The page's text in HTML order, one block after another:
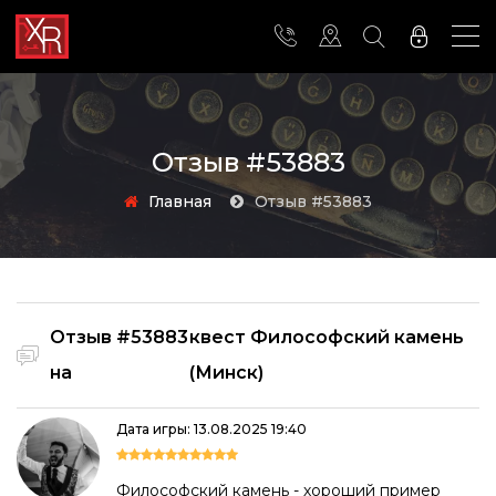
Отзыв #53883
Главная Отзыв #53883
Отзыв #53883
на
квест Философский камень
(Минск)
Дата игры: 13.08.2025 19:40
Философский камень - хороший пример